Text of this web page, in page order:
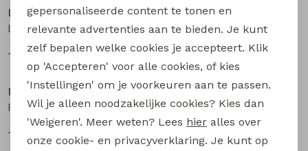
lizzi lou
Lotti Z10479 dames pullover Groen mos
17,50
34,99
lizzi lou
17,50
34,99
Sale
lizzi lou
Pippa Z10480 dames gilet/hes Ecru
15,00
lizzi lou
15,00
29,99
Sale
gepersonaliseerde content te tonen en
relevante advertenties aan te bieden. Je kunt
zelf bepalen welke cookies je accepteert. Klik
op 'Accepteren' voor alle cookies, of kies
'Instellingen' om je voorkeuren aan te passen.
Wil je alleen noodzakelijke cookies? Kies dan
'Weigeren'. Meer weten? Lees hier alles over
onze cookie- en privacyverklaring. Je kunt op